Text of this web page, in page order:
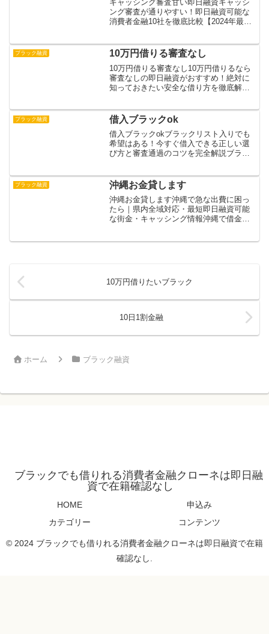
キャッシング審査甘い即日融資キャッシ
ング審査が通りやすい！即日融資可能な
消費者金融10社を徹底比較【2024年最
します。審査基準が緩い会社のランキン
グや選び方のポイント...
ブラック融資 10万円借りる審査なし
10万円借りる審査なし10万円借りるなら
審査なしの即日融資がおすすめ！絶対に
知っておきたい安全な借り方を徹底解説
危険です。ヤミ金融による高金利や取り
立ての被害に遭うリ...
ブラック融資 借入ブラックok
借入ブラックokブラックリスト入りでも
希望はある！今すぐ借入できる正しい選
び方と審査通過のコツを完全解説ブラッ
ブラックでも借入できる可能性がありま
す。本記事では、信用情...
ブラック融資 沖縄お金貸します
沖縄お金貸します沖縄で急な出費に困っ
たら｜県内全域対応・最短即日融資可能
な街金・キャッシング情報沖縄で借金に
10万円借りたいブラック
10日1割金融
ホーム ブラック融資
ブラックでも借りれる消費者金融クローネは即日融
資で在籍確認なし
HOME
申込み
カテゴリー
コンテンツ
© 2024 ブラックでも借りれる消費者金融クローネは即日融資で在籍
確認なし.